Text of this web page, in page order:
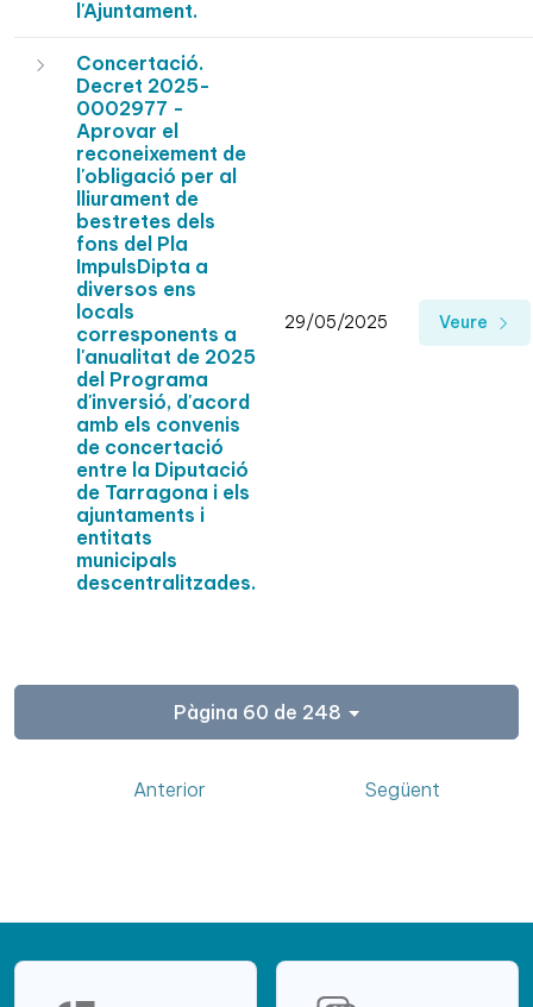
l'Ajuntament.
Concertació.
Decret 2025-
0002977 -
Aprovar el
reconeixement de
l'obligació per al
lliurament de
bestretes dels
fons del Pla
ImpulsDipta a
diversos ens
locals
corresponents a
l'anualitat de 2025
del Programa
d'inversió, d'acord
amb els convenis
de concertació
entre la Diputació
de Tarragona i els
ajuntaments i
entitats
municipals
descentralitzades.
29/05/2025 Veure
Pàgina 60 de 248
Anterior Següent